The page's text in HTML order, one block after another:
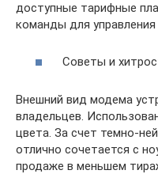
доступные тарифные
команды для
Советы и
Внешний вид модема
владельцев.
цвета. За счет темно-
отлично сочетается с
продаже в меньшем